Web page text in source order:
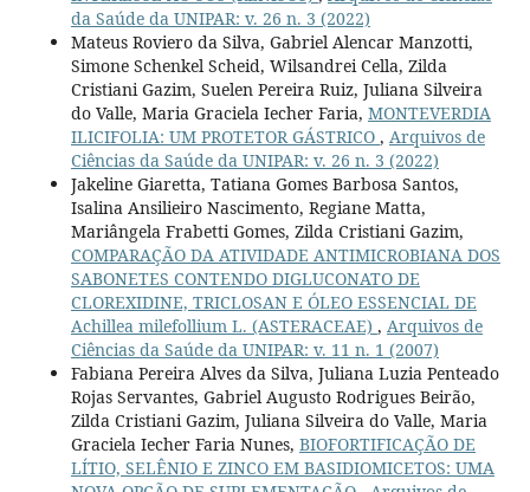
da Saúde da UNIPAR: v. 26 n. 3 (2022)
Mateus Roviero da Silva, Gabriel Alencar Manzotti,
Simone Schenkel Scheid, Wilsandrei Cella, Zilda
Cristiani Gazim, Suelen Pereira Ruiz, Juliana Silveira
do Valle, Maria Graciela Iecher Faria, MONTEVERDIA
ILICIFOLIA: UM PROTETOR GÁSTRICO , Arquivos de
Ciências da Saúde da UNIPAR: v. 26 n. 3 (2022)
Jakeline Giaretta, Tatiana Gomes Barbosa Santos,
Isalina Ansilieiro Nascimento, Regiane Matta,
Mariângela Frabetti Gomes, Zilda Cristiani Gazim,
COMPARAÇÃO DA ATIVIDADE ANTIMICROBIANA DOS
SABONETES CONTENDO DIGLUCONATO DE
CLOREXIDINE, TRICLOSAN E ÓLEO ESSENCIAL DE
Achillea milefollium L. (ASTERACEAE) , Arquivos de
Ciências da Saúde da UNIPAR: v. 11 n. 1 (2007)
Fabiana Pereira Alves da Silva, Juliana Luzia Penteado
Rojas Servantes, Gabriel Augusto Rodrigues Beirão,
Zilda Cristiani Gazim, Juliana Silveira do Valle, Maria
Graciela Iecher Faria Nunes, BIOFORTIFICAÇÃO DE
LÍTIO, SELÊNIO E ZINCO EM BASIDIOMICETOS: UMA